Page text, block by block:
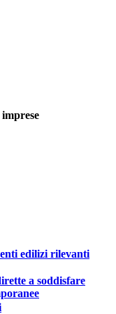
edilizi rilevanti
a soddisfare